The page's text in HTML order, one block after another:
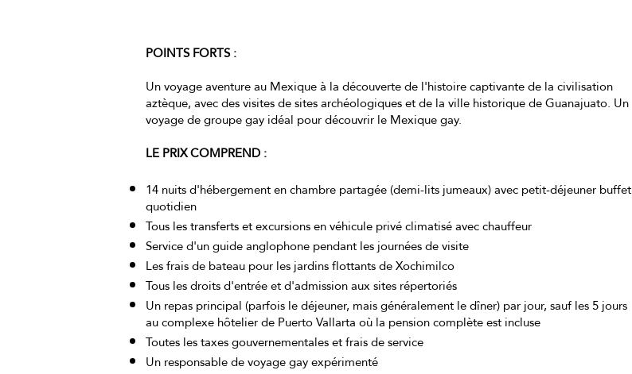
POINTS FORTS :
Un voyage aventure au Mexique à la découverte de l'histoire captivante de la civilisation
aztèque, avec des visites de sites archéologiques et de la ville historique de Guanajuato. Un
voyage de groupe gay idéal pour découvrir le Mexique gay.
LE PRIX COMPREND :
14 nuits d'hébergement en chambre partagée (demi-lits jumeaux) avec petit-déjeuner buffet
quotidien
Tous les transferts et excursions en véhicule privé climatisé avec chauffeur
Service d'un guide anglophone pendant les journées de visite
Les frais de bateau pour les jardins flottants de Xochimilco
Tous les droits d'entrée et d'admission aux sites répertoriés
Un repas principal (parfois le déjeuner, mais généralement le dîner) par jour, sauf les 5 jours
au complexe hôtelier de Puerto Vallarta où la pension complète est incluse
Toutes les taxes gouvernementales et frais de service
Un responsable de voyage gay expérimenté